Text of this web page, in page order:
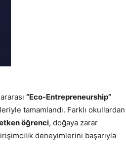
“Eco-Entrepreneurship”
tamamlandı. Farklı okullardan
öğrenci, doğaya zarar
deneyimlerini başarıyla